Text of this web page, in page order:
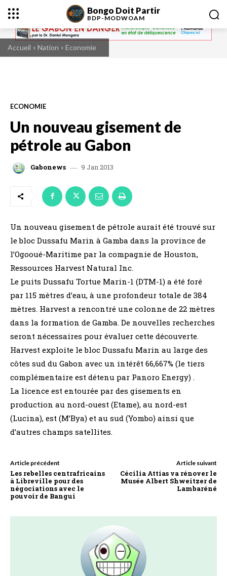
Bongo Doit Partir
BDP-MODWOAM
Accueil Nation Economie
ECONOMIE
Un nouveau gisement de
pétrole au Gabon
Gabonews 9 Jan 2013
Un nouveau gisement de pétrole aurait été trouvé sur
le bloc Dussafu Marin à Gamba dans la province de
l’Ogooué-Maritime par la compagnie de Houston,
Ressources Harvest Natural Inc.
Le puits Dussafu Tortue Marin-1 (DTM-1) a été foré
par 115 mètres d’eau, à une profondeur totale de 384
mètres. Harvest a rencontré une colonne de 22 mètres
dans la formation de Gamba. De nouvelles recherches
seront nécessaires pour évaluer cette découverte.
Harvest exploite le bloc Dussafu Marin au large des
côtes sud du Gabon avec un intérêt 66,667% (le tiers
complémentaire est détenu par Panoro Energy) .
La licence est entourée par des gisements en
production au nord-ouest (Etame), au nord-est
(Lucina), est (M’Bya) et au sud (Yombo) ainsi que
d’autres champs satellites.
Article précédent
Les rebelles centrafricains
à Libreville pour des
négociations avec le
pouvoir de Bangui
Article suivant
Cécilia Attias va rénover le
Musée Albert Shweitzer de
Lambaréné